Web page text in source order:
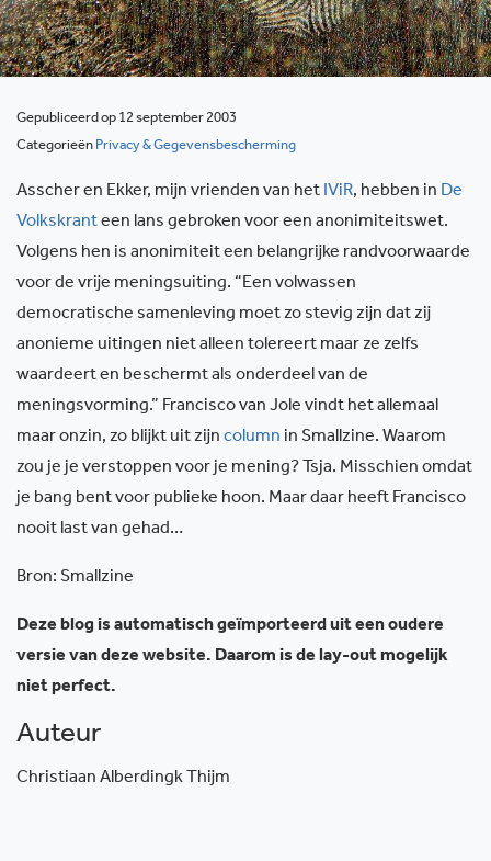
Gepubliceerd op 12 september 2003
Categorieën Privacy & Gegevensbescherming
Asscher en Ekker, mijn vrienden van het IViR, hebben in De
Volkskranteen lans gebroken voor een anonimiteitswet.
Volgens hen is anonimiteit een belangrijke randvoorwaarde
voor de vrije meningsuiting. “Een volwassen
democratische samenleving moet zo stevig zijn dat zij
anonieme uitingen niet alleen tolereert maar ze zelfs
waardeert en beschermt als onderdeel van de
meningsvorming.” Francisco van Jole vindt het allemaal
maar onzin, zo blijkt uit zijn column in Smallzine. Waarom
zou je je verstoppen voor je mening? Tsja. Misschien omdat
je bang bent voor publieke hoon. Maar daar heeft Francisco
nooit last van gehad…
Bron: Smallzine
Deze blog is automatisch geïmporteerd uit een oudere
versie van deze website. Daarom is de lay-out mogelijk
niet perfect.
Auteur
Christiaan Alberdingk Thijm